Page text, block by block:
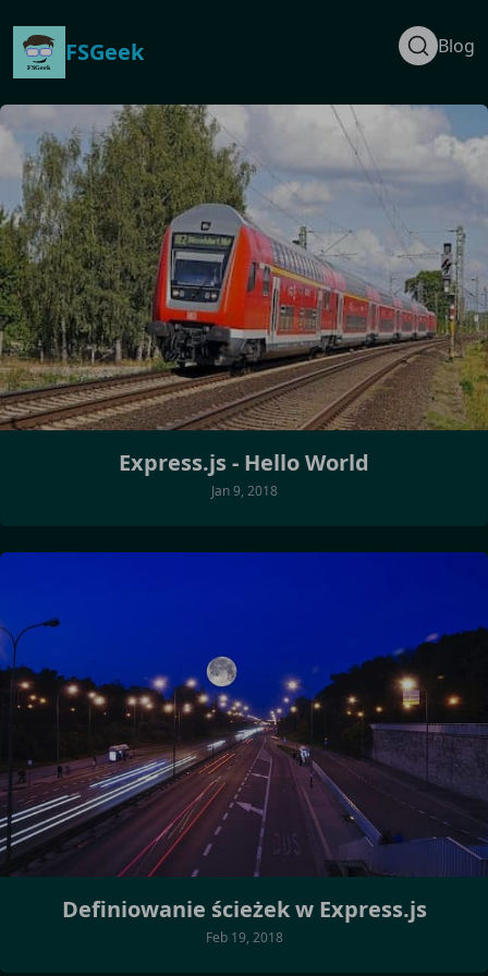
FSGeek Blog
Express.js - Hello World
Jan 9, 2018
Definiowanie ścieżek w Express.js
Feb 19, 2018